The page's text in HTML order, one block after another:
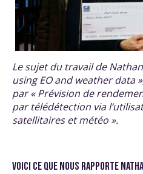
Le sujet du travail de
using EO and weather data
par « Prévision de
par télédétection via
satellitaires et météo ».
VOICI CE QUE NOUS RAPPORTE